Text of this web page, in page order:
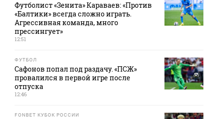
Футболист «Зенита» Караваев: «Против
«Балтики» всегда сложно играть.
Агрессивная команда, много
прессингует»
12:51
ФУТБОЛ
Сафонов попал под раздачу. «ПСЖ»
провалился в первой игре после
отпуска
12:46
FONBET КУБОК РОССИИ